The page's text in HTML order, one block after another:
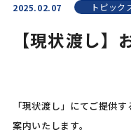
2025.02.07 トピック
【現状渡し】
「現状渡し」にてご提供
案内いたします。